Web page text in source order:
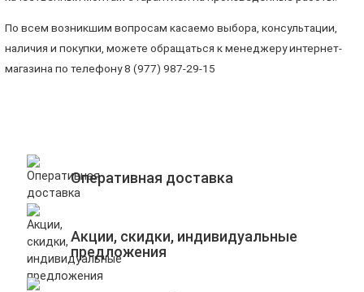
По всем возникшим вопросам касаемо выбора, консультации,
наличия и покупки, можете обращаться к менеджеру интернет-
магазина по телефону 8 (977) 987-29-15
Оперативная доставка
Акции, скидки, индивидуальные
предложения